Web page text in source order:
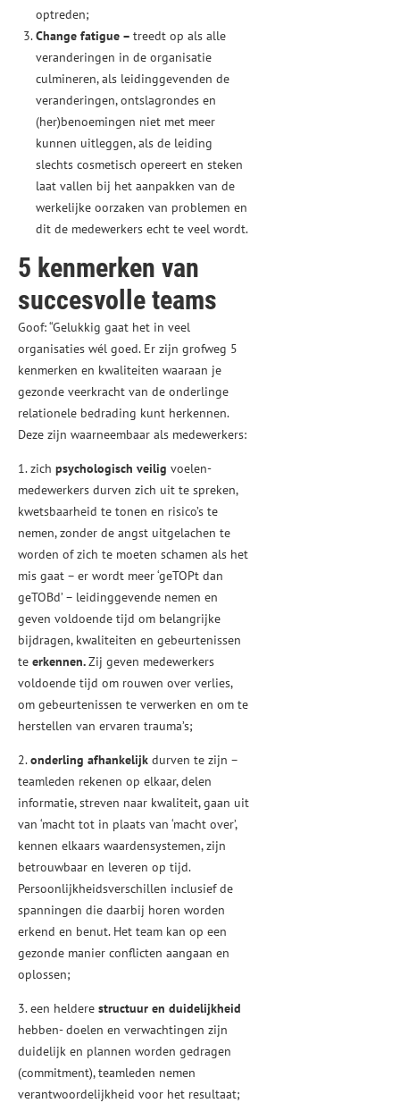
optreden;
Change fatigue – treedt op als alle
veranderingen in de organisatie
culmineren, als leidinggevenden de
veranderingen, ontslagrondes en
(her)benoemingen niet met meer
kunnen uitleggen, als de leiding
slechts cosmetisch opereert en steken
laat vallen bij het aanpakken van de
werkelijke oorzaken van problemen en
dit de medewerkers echt te veel wordt.
5 kenmerken van
succesvolle teams
Goof: “Gelukkig gaat het in veel
organisaties wél goed. Er zijn grofweg 5
kenmerken en kwaliteiten waaraan je
gezonde veerkracht van de onderlinge
relationele bedrading kunt herkennen.
Deze zijn waarneembaar als medewerkers:
1. zich psychologisch veilig voelen-
medewerkers durven zich uit te spreken,
kwetsbaarheid te tonen en risico’s te
nemen, zonder de angst uitgelachen te
worden of zich te moeten schamen als het
mis gaat – er wordt meer ‘geTOPt dan
geTOBd’ – leidinggevende nemen en
geven voldoende tijd om belangrijke
bijdragen, kwaliteiten en gebeurtenissen
te erkennen.Zij geven medewerkers
voldoende tijd om rouwen over verlies,
om gebeurtenissen te verwerken en om te
herstellen van ervaren trauma’s;
2.onderling afhankelijk durven te zijn –
teamleden rekenen op elkaar, delen
informatie, streven naar kwaliteit, gaan uit
van ‘macht tot in plaats van ‘macht over’,
kennen elkaars waardensystemen, zijn
betrouwbaar en leveren op tijd.
Persoonlijkheidsverschillen inclusief de
spanningen die daarbij horen worden
erkend en benut. Het team kan op een
gezonde manier conflicten aangaan en
oplossen;
3. een heldere structuur en duidelijkheid
hebben- doelen en verwachtingen zijn
duidelijk en plannen worden gedragen
(commitment), teamleden nemen
verantwoordelijkheid voor het resultaat;